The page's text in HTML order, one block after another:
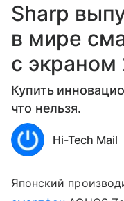
Sharp
в мире
с экраном
Купить
что нельзя.
Hi-Tech Mail
Японский